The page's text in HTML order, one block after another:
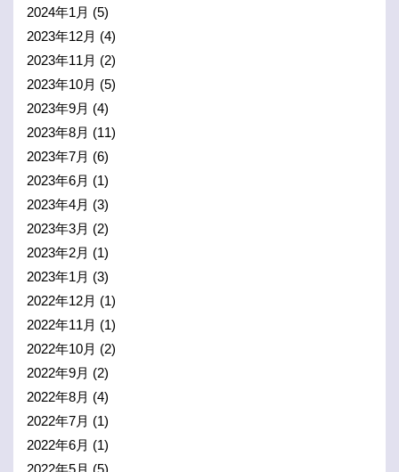
2024年1月 (5)
2023年12月 (4)
2023年11月 (2)
2023年10月 (5)
2023年9月 (4)
2023年8月 (11)
2023年7月 (6)
2023年6月 (1)
2023年4月 (3)
2023年3月 (2)
2023年2月 (1)
2023年1月 (3)
2022年12月 (1)
2022年11月 (1)
2022年10月 (2)
2022年9月 (2)
2022年8月 (4)
2022年7月 (1)
2022年6月 (1)
2022年5月 (5)